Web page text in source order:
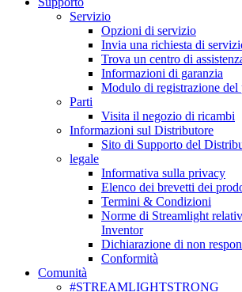
Servizio
Opzioni di servizio
Invia una richiesta di
Trova un centro di
Informazioni di garanzia
Modulo di registrazione del
Parti
Visita il negozio di ricambi
Informazioni sul Distributore
Sito di Supporto del
legale
Informativa sulla privacy
Elenco dei brevetti dei
Termini & Condizioni
Norme di Streamlight
Inventor
Dichiarazione di non
Conformità
Comunità
#STREAMLIGHTSTRONG